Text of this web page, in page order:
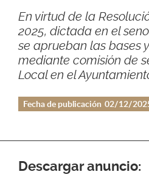
En virtud de la
2025, dictada en el
se aprueban las bases
mediante comisión de
Local en el
Fecha de publicación 02/12/
Descargar anuncio: